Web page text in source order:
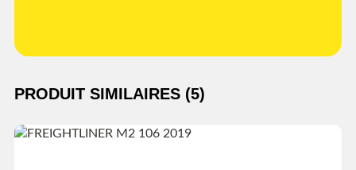
PRODUIT SIMILAIRES (5)